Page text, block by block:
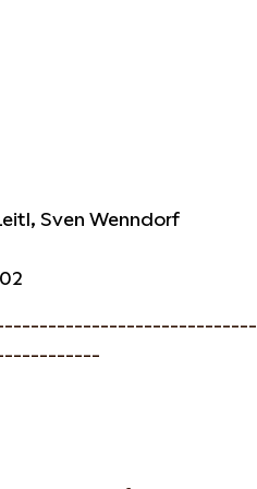
Sven Wenndorf